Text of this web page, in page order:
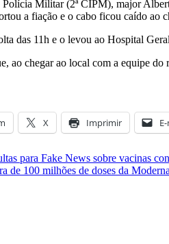
Polícia Militar (2ª CIPM), major
a fiação e o cabo ficou caído
das 11h e o levou ao Hospital
ao chegar ao local com a equipe
X Imprimir
para Fake News sobre vacinas
de 100 milhões de doses da